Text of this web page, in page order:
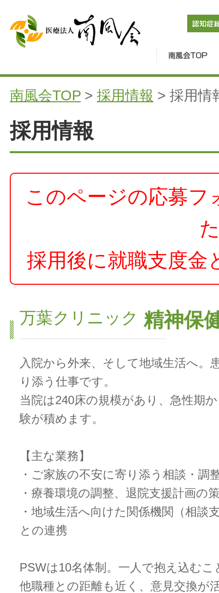
南風会TOP > 採用情報 > 採用情
採用情報
このページの応募フ
採用後に就職支度金
万葉クリニック 精神保
入院から外来、そして地域生活へ。
り添う仕事です。
当院は240床の規模があり、急性期
験が積めます。
【主な業務】
・ご家族の不安に寄り添う相談・調
・療養環境の調整、退院支援計画の
・地域生活へ向けた関係機関（相談
との連携
PSWは10名体制。一人で抱え込む
他職種との距離も近く、意見交換が